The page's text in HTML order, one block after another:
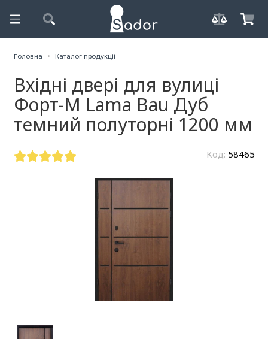
Головна Каталог продукції
Вхідні двері для вулиці
Форт-М Lama Bau Дуб
темний полуторні 1200 мм
Код: 58465